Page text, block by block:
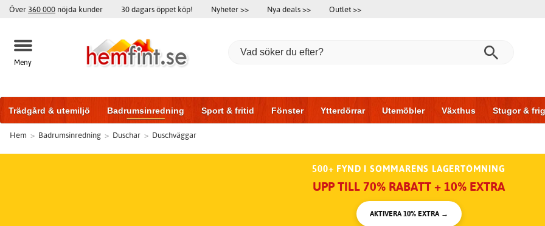
Över 360 000 nöjda kunder 30 dagars öppet köp! Nyheter >> Nya deals >> Outlet >>
Meny
Trädgård & utemiljö Badrumsinredning Sport & fritid Fönster Ytterdörrar Utemöbler Växthus Stugor &
Badrumsmöbler Träningsutrustning Garageportar
Hem > Badrumsinredning > Duschar > Duschväggar
500+ FYND I SOMMARENS LAGERTÖMNING
UPP TILL 70% RABATT + 10% EXTRA
AKTIVERA 10% EXTRA →